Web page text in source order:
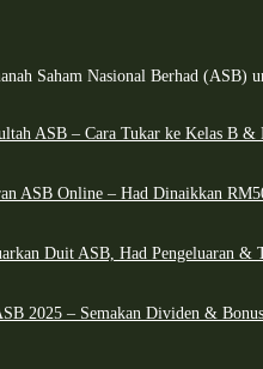
Saham Nasional Berhad (ASB)
ASB – Cara Tukar ke Kelas B &
ASB Online – Had Dinaikkan
Duit ASB, Had Pengeluaran &
2025 – Semakan Dividen &